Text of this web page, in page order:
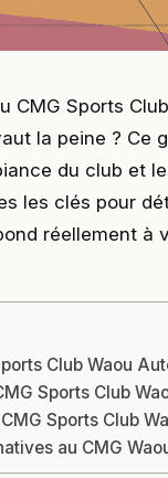
CMG Sports
la peine ? Ce
du club et
les clés pour
réellement à
Club Waou
Sports Club
Sports Club
au CMG